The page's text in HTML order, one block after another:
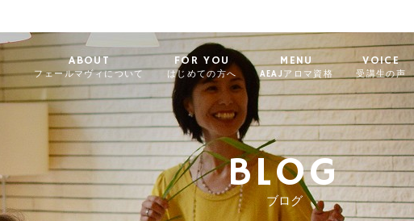
ABOUT
フェールマヴィについて
FOR YOU
はじめての方へ
MENU
AEAJアロマ資格
VOICE
受講生の声
BLOG
ブログ